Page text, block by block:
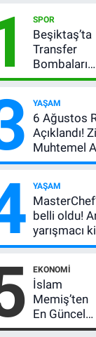
SPOR
Beşiktaş’ta
Transfer
Bombaları
Peş Peşe!
Vlahovic’i
Açıkladı, 5
Yıldız Daha
Listede
YAŞAM
6 Ağustos
Açıklandı!
Muhtemel
Bıraktı
YAŞAM
belli oldu!
yarışmacı
EKONOMI
İslam
Memiş’ten
En Güncel
Altın